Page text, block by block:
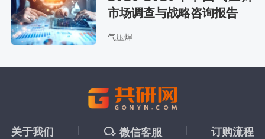
市场调查与战略咨询报告
气压焊
关于我们 微信客服 订购流程